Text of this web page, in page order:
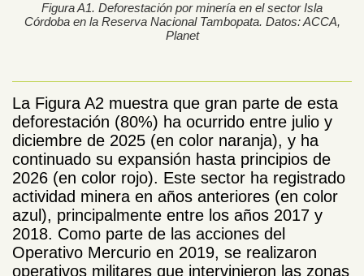
Figura A1. Deforestación por minería en el sector Isla
Córdoba en la Reserva Nacional Tambopata. Datos: ACCA,
Planet
La Figura A2 muestra que gran parte de esta
deforestación (80%) ha ocurrido entre julio y
diciembre de 2025 (en color naranja), y ha
continuado su expansión hasta principios de
2026 (en color rojo). Este sector ha registrado
actividad minera en años anteriores (en color
azul), principalmente entre los años 2017 y
2018. Como parte de las acciones del
Operativo Mercurio en 2019, se realizaron
operativos militares que intervinieron las zonas